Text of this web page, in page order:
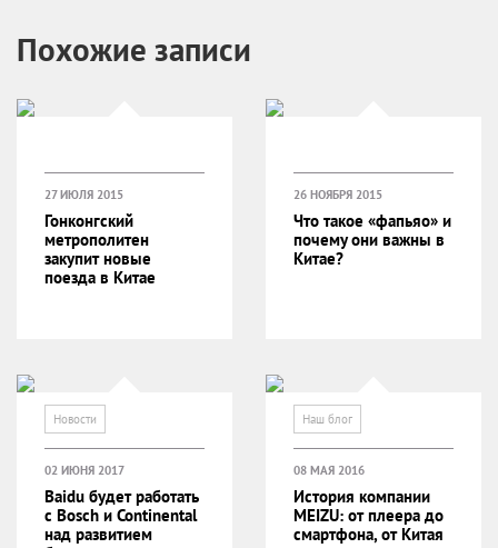
Похожие записи
Новости
27 ИЮЛЯ 2015
Гонконгский
метрополитен
закупит новые
поезда в Китае
Наш блог
26 НОЯБРЯ 2015
Что такое «фапьяо» и
почему они важны в
Китае?
02 ИЮНЯ 2017
Baidu будет работать
с Bosch и Continental
над развитием
08 МАЯ 2016
История компании
MEIZU: от плеера до
смартфона, от Китая